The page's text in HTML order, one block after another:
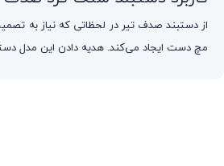
از دستبند صدف تیر در لحظاتی که نیاز به
مچ دست ایجاد می‌کند. هدیه دادن این مدل